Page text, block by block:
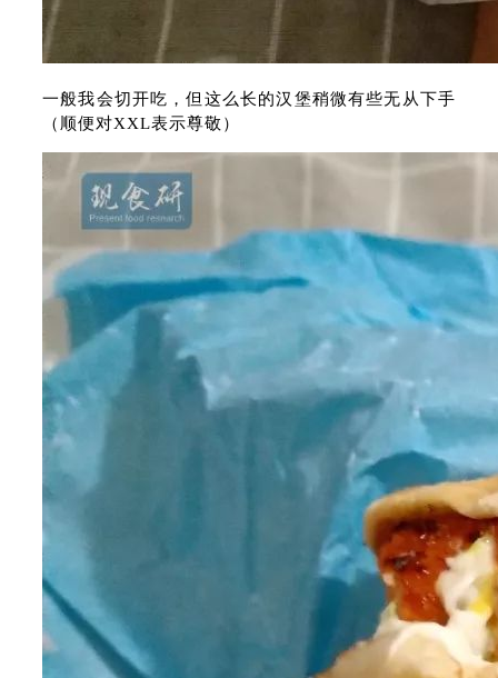
一般我会切开吃，但这么长的汉堡稍微有些无从下手
（顺便对XXL表示尊敬）